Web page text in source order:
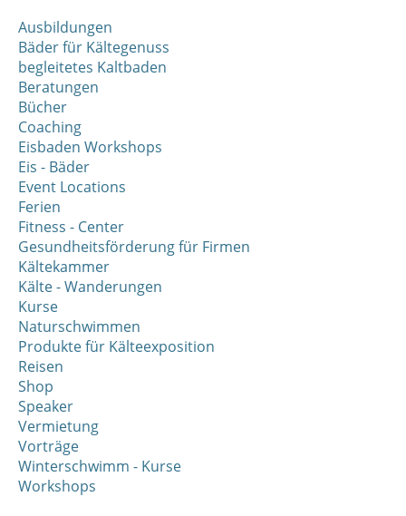
Ausbildungen
Bäder für Kältegenuss
begleitetes Kaltbaden
Beratungen
Bücher
Coaching
Eisbaden Workshops
Eis - Bäder
Event Locations
Ferien
Fitness - Center
Gesundheitsförderung für Firmen
Kältekammer
Kälte - Wanderungen
Kurse
Naturschwimmen
Produkte für Kälteexposition
Reisen
Shop
Speaker
Vermietung
Vorträge
Winterschwimm - Kurse
Workshops